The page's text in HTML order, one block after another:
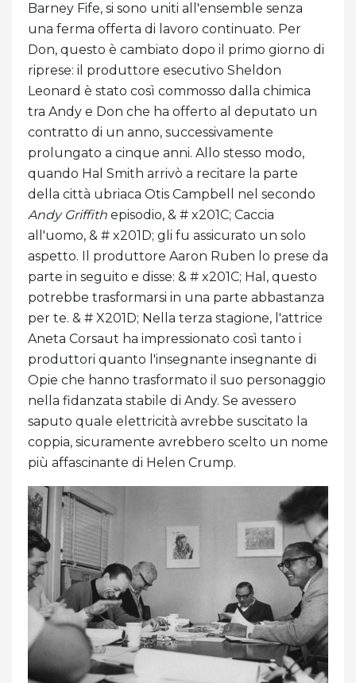
Barney Fife, si sono uniti all'ensemble senza
una ferma offerta di lavoro continuato. Per
Don, questo è cambiato dopo il primo giorno di
riprese: il produttore esecutivo Sheldon
Leonard è stato così commosso dalla chimica
tra Andy e Don che ha offerto al deputato un
contratto di un anno, successivamente
prolungato a cinque anni. Allo stesso modo,
quando Hal Smith arrivò a recitare la parte
della città ubriaca Otis Campbell nel secondo
Andy Griffith episodio, & # x201C; Caccia
all'uomo, & # x201D; gli fu assicurato un solo
aspetto. Il produttore Aaron Ruben lo prese da
parte in seguito e disse: & # x201C; Hal, questo
potrebbe trasformarsi in una parte abbastanza
per te. & # X201D; Nella terza stagione, l'attrice
Aneta Corsaut ha impressionato così tanto i
produttori quanto l'insegnante insegnante di
Opie che hanno trasformato il suo personaggio
nella fidanzata stabile di Andy. Se avessero
saputo quale elettricità avrebbe suscitato la
coppia, sicuramente avrebbero scelto un nome
più affascinante di Helen Crump.